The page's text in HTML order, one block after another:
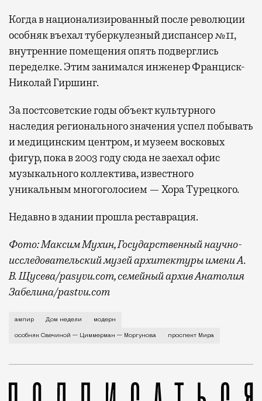
Когда в национализированный после революции
особняк въехал туберкулезный диспансер №11,
внутренние помещения опять подверглись
переделке. Этим занимался инженер Франциск-
Николай Гиршинг.
За постсоветские годы объект культурного
наследия регионального значения успел побывать
и медицинским центром, и музеем восковых
фигур, пока в 2003 году сюда не заехал офис
музыкального коллектива, известного
уникальным многоголосием — Хора Турецкого.
Недавно в здании прошла реставрация.
Фото: Максим Мухин, Государственный научно-
исследовательский музей архитектуры имени А.
В. Щусева/pasyvu.com, семейный архив Анатолия
Забелина/pastvu.com
История каменного строения в Мещанской
ампир Дом недели модерн
особняк Свечиной — Циммерман — Моргунова проспект Мира